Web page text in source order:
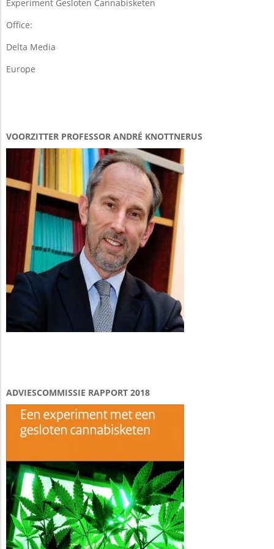
Experiment Gesloten Cannabisketen
Office:
Delta Media
Europe
VOORZITTER PROFESSOR ANDRÉ KNOTTNERUS
ADVIESCOMMISSIE RAPPORT 2018